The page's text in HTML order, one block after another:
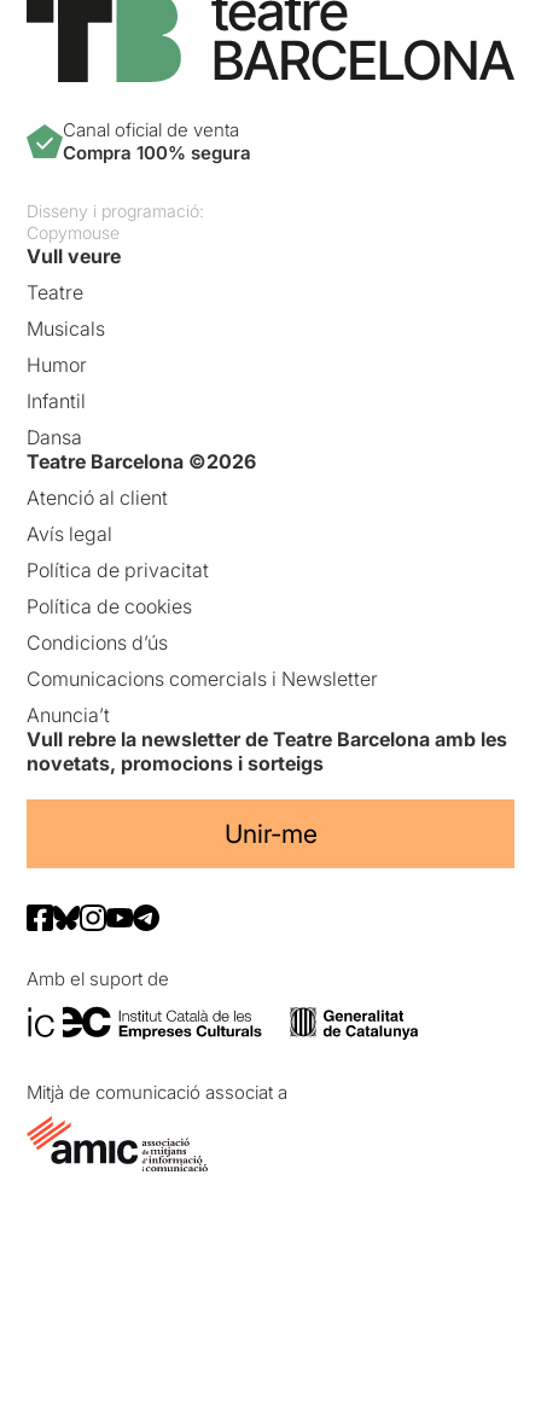
Canal oficial de venta
Compra 100% segura
Disseny i programació:
Copymouse
Vull veure
Teatre
Musicals
Humor
Infantil
Dansa
Teatre Barcelona ©2026
Atenció al client
Avís legal
Política de privacitat
Política de cookies
Condicions d’ús
Comunicacions comercials i Newsletter
Anuncia’t
Vull rebre la newsletter de Teatre Barcelona amb les
novetats, promocions i sorteigs
Unir-me
Amb el suport de
Mitjà de comunicació associat a